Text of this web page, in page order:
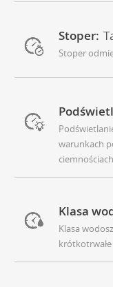
Stoper:
Stoper
warunkach
Klasa
Klasa